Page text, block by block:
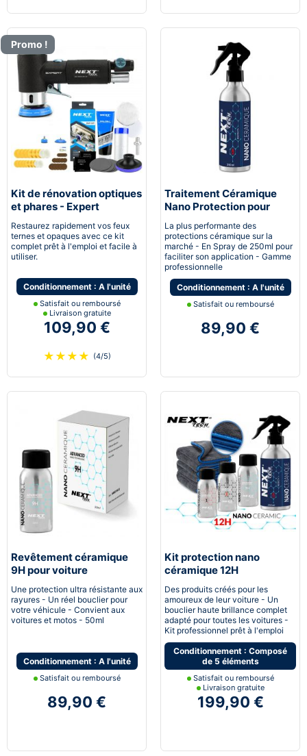
Promo !
Kit de rénovation optiques
et phares - Expert
Restaurez rapidement vos feux
ternes et opaques avec ce kit
complet prêt à l'emploi et facile à
utiliser.
Conditionnement : A l'unité
Satisfait ou remboursé
Livraison gratuite
109,90 €
★ ★ ★ ★ (4/5)
Traitement Céramique
Nano Protection pour
La plus performante des
protections céramique sur la
marché - En Spray de 250ml pour
faciliter son application - Gamme
professionnelle
Conditionnement : A l'unité
Satisfait ou remboursé
89,90 €
Revêtement céramique
9H pour voiture
Une protection ultra résistante aux
rayures - Un réel bouclier pour
votre véhicule - Convient aux
voitures et motos - 50ml
Conditionnement : A l'unité
Satisfait ou remboursé
89,90 €
Kit protection nano
céramique 12H
Des produits créés pour les
amoureux de leur voiture - Un
bouclier haute brillance complet
adapté pour toutes les voitures -
Kit professionnel prêt à l'emploi
Conditionnement : Composé
de 5 éléments
Satisfait ou remboursé
Livraison gratuite
199,90 €